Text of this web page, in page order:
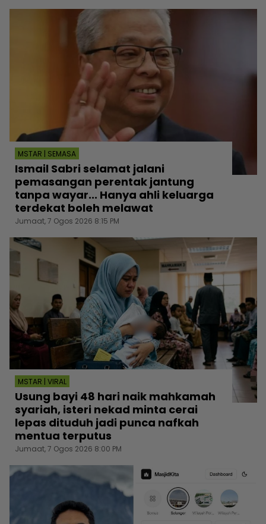
MSTAR | SEMASA
Ismail Sabri selamat jalani
pemasangan perentak jantung
tanpa wayar... Hanya ahli keluarga
terdekat boleh melawat
Jumaat, 7 Ogos 2026 8:15 PM
MSTAR | VIRAL
Usung bayi 48 hari naik mahkamah
syariah, isteri nekad minta cerai
lepas dituduh jadi punca nafkah
mentua terputus
Jumaat, 7 Ogos 2026 8:00 PM